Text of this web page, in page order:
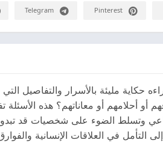
Pinterest
Telegram
مليئة بالأسرار والتفاصيل
وتسلط الضوء على شخصيات قد
التأمل في العلاقات الإنسانية